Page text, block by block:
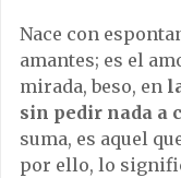
Nace con
amantes; es el
mirada, beso, en
sin pedir nada a
suma, es aquel
por ello, lo